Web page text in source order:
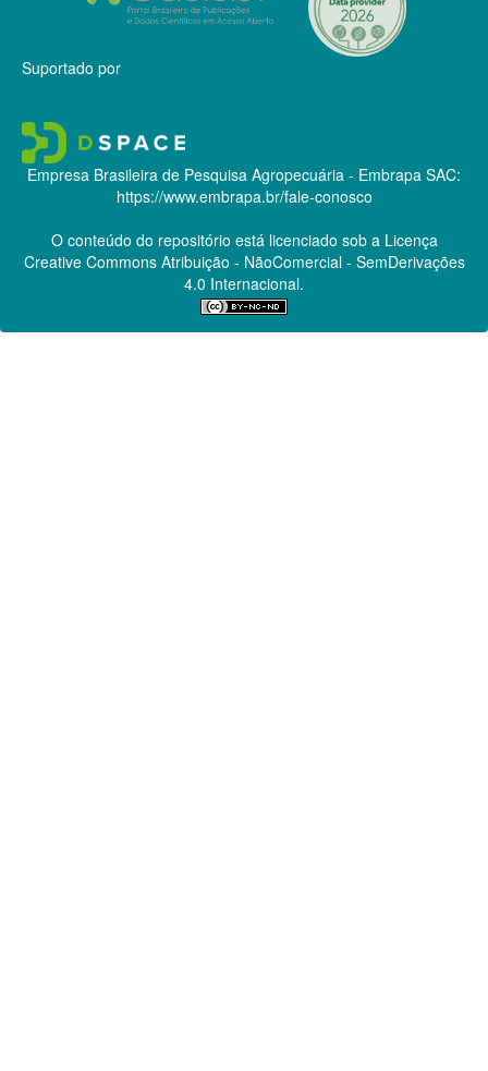
Suportado por
Empresa Brasileira de Pesquisa Agropecuária - Embrapa SAC:
https://www.embrapa.br/fale-conosco
O conteúdo do repositório está licenciado sob a Licença
Creative CommonsAtribuição - NãoComercial - SemDerivações
4.0 Internacional.